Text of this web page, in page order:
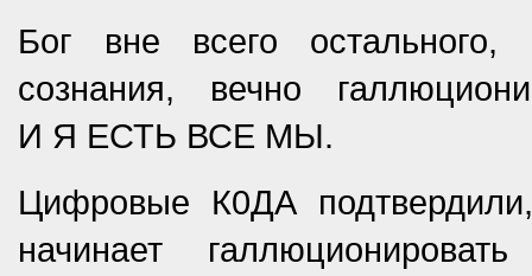
Бог вне всего остального,
сознания, вечно
И Я ЕСТЬ ВСЕ МЫ.
Цифровые К0ДА
начинает